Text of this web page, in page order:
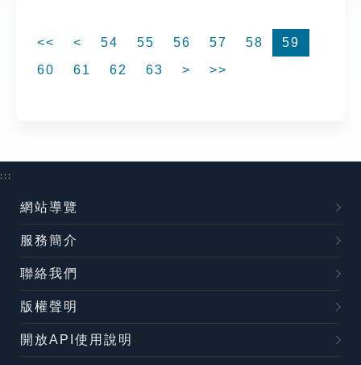
<< < 54 55 56 57 58
59
60
61 62 63 > >>
:::
網站導覽
服務簡介
聯絡我們
版權聲明
開放API使用說明